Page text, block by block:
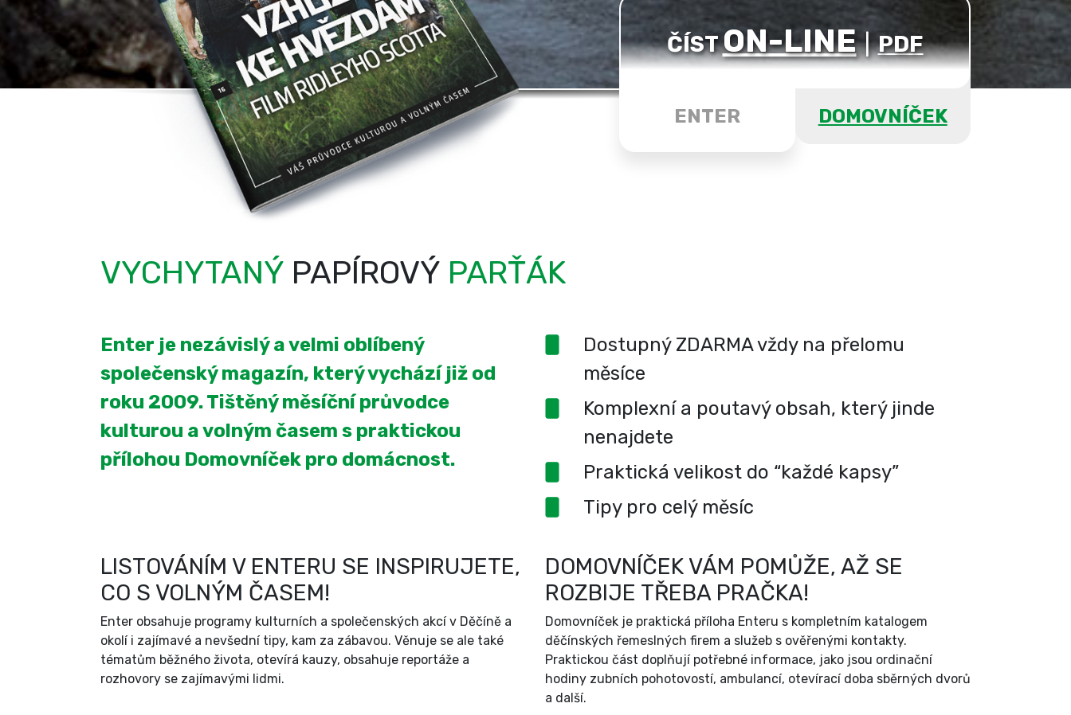
ČÍSTON-LINE | PDF
ENTER DOMOVNÍČEK
VYCHYTANÝ PAPÍROVÝ PARŤÁK
Enter je nezávislý a velmi oblíbený
společenský magazín, který vychází již od
roku 2009. Tištěný měsíční průvodce
kulturou a volným časem s praktickou
přílohou Domovníček pro domácnost.
Dostupný ZDARMA vždy na přelomu
měsíce
Komplexní a poutavý obsah, který jinde
nenajdete
Praktická velikost do “každé kapsy”
Tipy pro celý měsíc
LISTOVÁNÍM V ENTERU SE INSPIRUJETE,
CO S VOLNÝM ČASEM!
Enter obsahuje programy kulturních a společenských akcí v Děčíně a
okolí i zajímavé a nevšední tipy, kam za zábavou. Věnuje se ale také
tématům běžného života, otevírá kauzy, obsahuje reportáže a
rozhovory se zajímavými lidmi.
DOMOVNÍČEK VÁM POMŮŽE, AŽ SE
ROZBIJE TŘEBA PRAČKA!
Domovníček je praktická příloha Enteru s kompletním katalogem
děčínských řemeslných firem a služeb s ověřenými kontakty.
Praktickou část doplňují potřebné informace, jako jsou ordinační
hodiny zubních pohotovostí, ambulancí, otevírací doba sběrných dvorů
a další.